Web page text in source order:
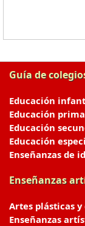
Guía de
Educación
Educación
Educación
Educación
Enseñanzas de
Enseñanzas
Artes plásticas y
Enseñanzas